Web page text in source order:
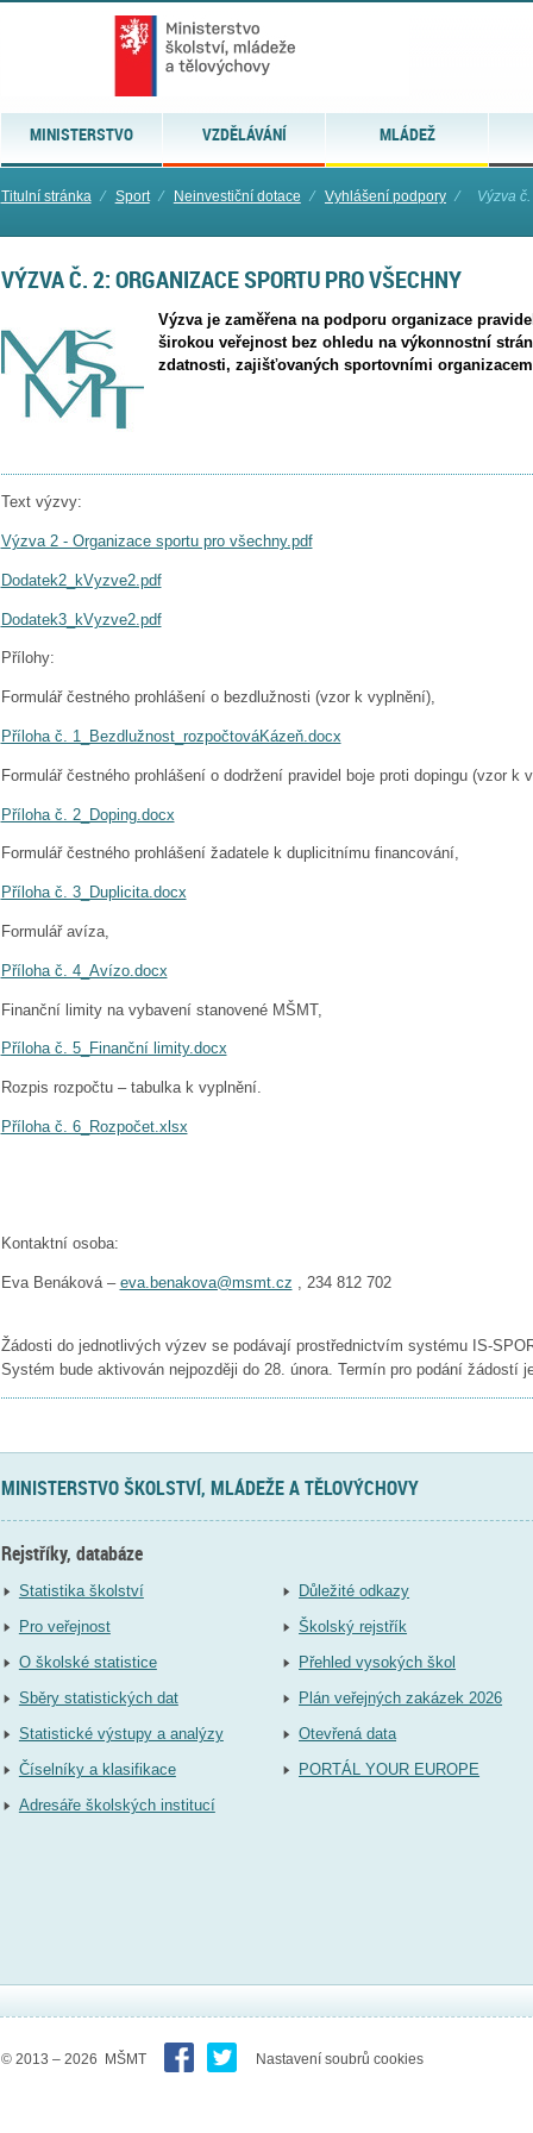
MINISTERSTVO VZDĚLÁVÁNÍ MLÁDEŽ
Titulní stránka ⁄ Sport ⁄ Neinvestiční dotace ⁄ Vyhlášení podpory ⁄ Výzva
VÝZVA Č. 2: ORGANIZACE SPORTU PRO VŠECHNY
Výzva je zaměřena na podporu organizace
širokou veřejnost bez ohledu na výkonnostní
zdatnosti, zajišťovaných sportovními
Text výzvy:
Výzva 2 - Organizace sportu pro všechny.pdf
Dodatek2_kVyzve2.pdf
Dodatek3_kVyzve2.pdf
Přílohy:
Formulář čestného prohlášení o bezdlužnosti (vzor k vyplnění),
Příloha č. 1_Bezdlužnost_rozpočtováKázeň.docx
Formulář čestného prohlášení o dodržení pravidel boje proti dopingu (vzor k
Příloha č. 2_Doping.docx
Formulář čestného prohlášení žadatele k duplicitnímu financování,
Příloha č. 3_Duplicita.docx
Formulář avíza,
Příloha č. 4_Avízo.docx
Finanční limity na vybavení stanovené MŠMT,
Příloha č. 5_Finanční limity.docx
Rozpis rozpočtu – tabulka k vyplnění.
Příloha č. 6_Rozpočet.xlsx
Kontaktní osoba:
Eva Benáková – eva.benakova@msmt.cz , 234 812 702
Žádosti do jednotlivých výzev se podávají prostřednictvím systému IS-
Systém bude aktivován nejpozději do 28. února. Termín pro podání žádostí
MINISTERSTVO ŠKOLSTVÍ, MLÁDEŽE A TĚLOVÝCHOVY
Rejstříky, databáze
Statistika školství
Pro veřejnost
O školské statistice
Sběry statistických dat
Statistické výstupy a analýzy
Číselníky a klasifikace
Adresáře školských institucí
Důležité odkazy
Školský rejstřík
Přehled vysokých škol
Plán veřejných zakázek 2026
Otevřená data
PORTÁL YOUR EUROPE
© 2013 – 2026 MŠMT Nastavení soubrů cookies